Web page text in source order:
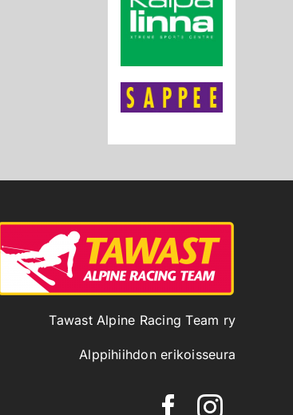
Tawast Alpine Racing Team ry
Alppihiihdon erikoisseura